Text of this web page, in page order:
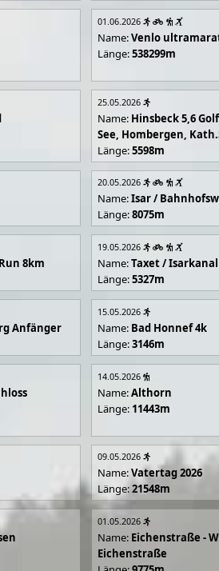
01.06.2026
Name:Venlo
Länge:538299m
25.05.2026
Name: Hinsbeck 5,6
See, Hombergen,
Länge:5598m
20.05.2026
Name:Isar /
Länge:8075m
8km
19.05.2026
Name:Taxet /
Länge:5327m
Anfänger
15.05.2026
Name: Bad Honnef 4k
Länge:3146m
14.05.2026
Name:Althorn
Länge: 11443m
09.05.2026
Name:Vatertag 2026
Länge:21548m
01.05.2026
Name: Eichenstraße -
Eichenstraße